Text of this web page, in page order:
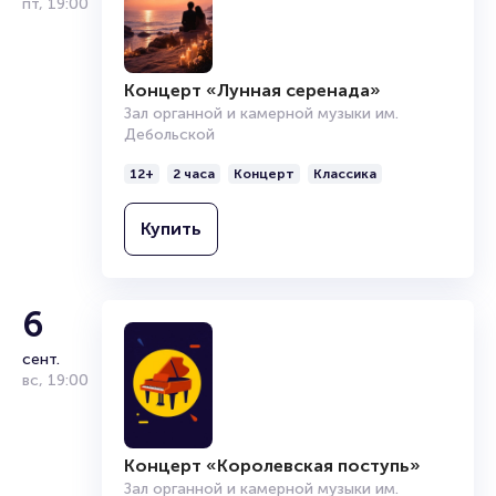
пт, 19:00
Концерт «Лунная серенада»
Зал органной и камерной музыки им.
Дебольской
12+ 2 часа Концерт Классика
Купить
6
сент.
вс, 19:00
Концерт «Королевская поступь»
Зал органной и камерной музыки им.